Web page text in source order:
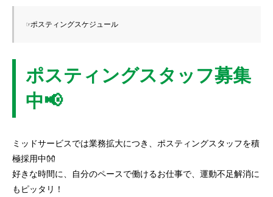
☞ポスティングスケジュール
ポスティングスタッフ募集
中📢
ミッドサービスでは業務拡大につき、ポスティングスタッフを積
極採用中👐
好きな時間に、自分のペースで働けるお仕事で、運動不足解消に
もピッタリ！